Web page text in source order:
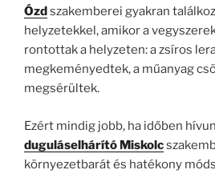
Ózdszakemberei gyakran
helyzetekkel, amikor a
rontottak a helyzeten: a zsíros
megkeményedtek, a műanyag
megsérültek.
Ezért mindig jobb, ha időben
duguláselhárító Miskolc
környezetbarát és hatékony